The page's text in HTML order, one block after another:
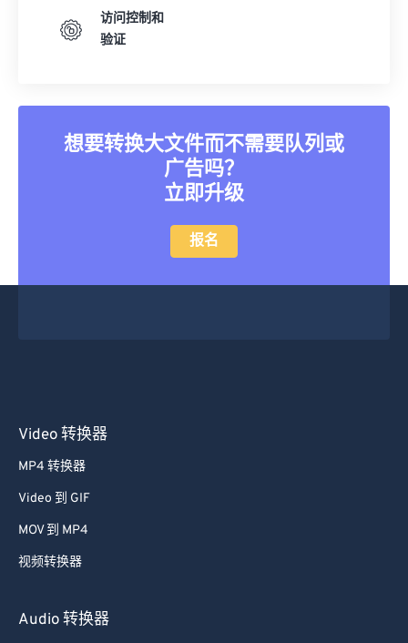
访问控制和
验证
想要转换大文件而不需要队列或
广告吗？
立即升级
报名
Video 转换器
MP4 转换器
Video 到 GIF
MOV 到 MP4
视频转换器
Audio 转换器